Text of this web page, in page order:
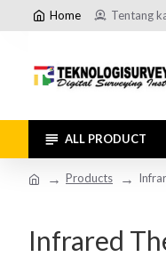
Home Tentang
ALL PRODUCT
Products
Infrared